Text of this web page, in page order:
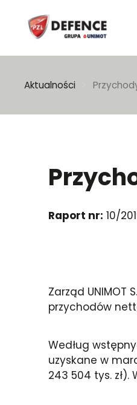
Aktualności
Raport nr: 10/
Zarząd
przychodów
Według
uzyskane w
243 504 tys.